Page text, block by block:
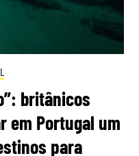
britânicos
em Portugal um
para